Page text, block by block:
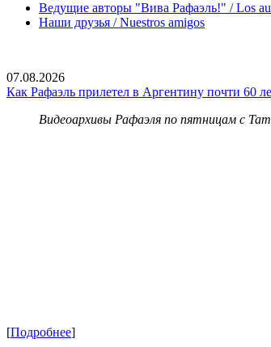
Ведущие авторы "Вива Рафаэль!" / Los
Наши друзья / Nuestros amigos
07.08.2026
Как Рафаэль прилетел в Аргентину почти 60
Видеоархивы Рафаэля по пятницам с
[Подробнее]